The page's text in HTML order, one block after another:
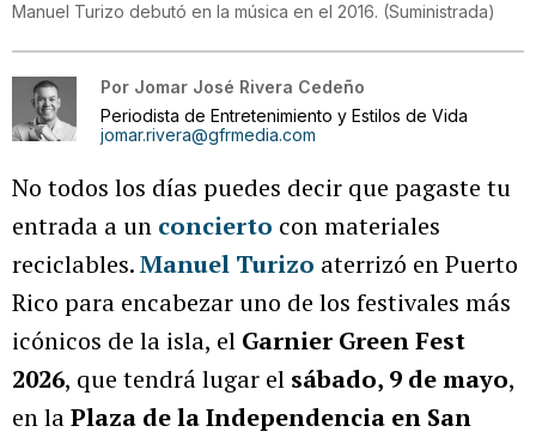
Manuel Turizo debutó en la música en el 2016. (Suministrada)
Por Jomar José Rivera Cedeño
Periodista de Entretenimiento y Estilos de Vida
jomar.rivera@gfrmedia.com
No todos los días puedes decir que pagaste tu
entrada a un concierto con materiales
reciclables.Manuel Turizo aterrizó en Puerto
Rico para encabezar uno de los festivales más
icónicos de la isla, el Garnier Green Fest
2026, que tendrá lugar el sábado, 9 de mayo,
en laPlaza de la Independencia en San